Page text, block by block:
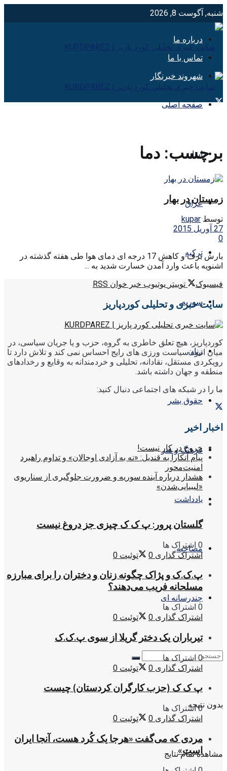
شنبه, آگوست 8, 2026
درباره ما
تماس با ما
شهروند خبرنگار
صفحه اصلی
ایران
عراق
ترکیه
سوریه
زنان
حقوق بشر
فرهنگ و هنر
یادداشت
مصاحبه
چندرسانه ای
بدون نتیجه
مشاهده تمام نتایج
برچسب: دما
زمستان در بهار
توسط kupar
27 آوریل 2015
0
بارش برف و کاهش 17 درجه ای دمای هوا طی هفته گذشته در
اشنویه باعث وارد آمدن خسارت شدید به ...
فیسبوک
توییتر یوتیوب خبر خوان RSS
سایت خبری و تحلیلی کوردپاریز
کوردپاریز، هیچ تعلق خاطری به گروه، حزب و یا جریان سیاسی، در
میان انبوه سیاست ورزی های رایج احساس نمی کند و تلاش دارد تا
رویکردی مستقل، نقادانه، تحلیلی و خردمندانه به وقایع و رخدادهای
منطقه و جهان داشته باشد.
ما را در شبکه های اجتماعی دنبال کنید:
اخبار اخیر
خروج در کار نیست!
پیام آنکارا به قندیل: «نه به آزادی اوجالان» و تداوم راهبرد
امنیت‌محور
هشدار درباره آینده سوریه و ضرورت جلوگیری از سناریوی
«لیبیایی‌شدن»
گلستان پرور: پ ک ک چیزی جز دروغ نیست
0 اشتراک ها
اشتراک گذاری 0 توئیت 0
پ.ک.ک و پژاک چگونه زنان و دختران را برای مبارزه
مسلحانه فریب می‌دهند؟
0 اشتراک ها
اشتراک گذاری 0 توئیت 0
تیرباران یک دختر گریلا از سوی پ.ک.ک
0 اشتراک ها
اشتراک گذاری 0 توئیت 0
پ ک ک (حزب کارگران کردستان) چیست
0 اشتراک ها
اشتراک گذاری 0 توئیت 0
مردی که می‌گفت «هرجا یک کُرد هست، آنجا ایران
است»